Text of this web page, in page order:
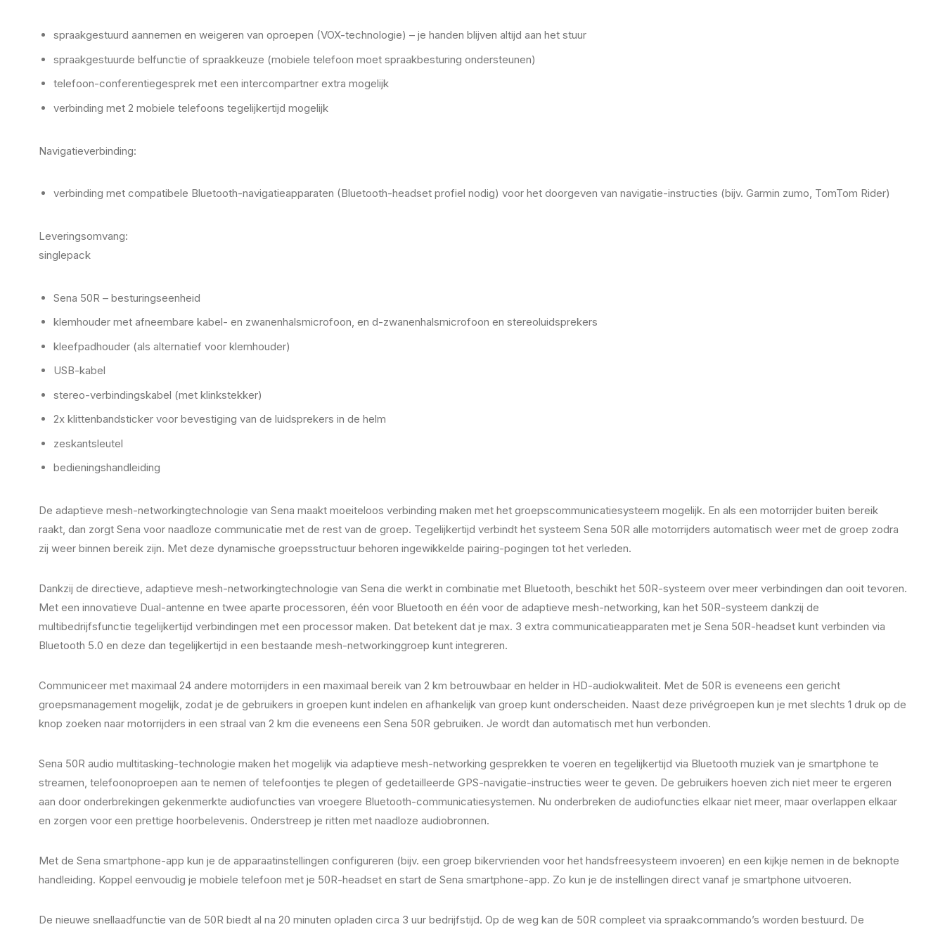
spraakgestuurd aannemen en weigeren van oproepen (VOX-technologie) – je handen blijven altijd aan het stuur
spraakgestuurde belfunctie of spraakkeuze (mobiele telefoon moet spraakbesturing ondersteunen)
telefoon-conferentiegesprek met een intercompartner extra mogelijk
verbinding met 2 mobiele telefoons tegelijkertijd mogelijk
Navigatieverbinding:
verbinding met compatibele Bluetooth-navigatieapparaten (Bluetooth-headset profiel nodig) voor het doorgeven van navigatie-instructies (bijv. Garmin zumo, TomTom Rider)
Leveringsomvang:
singlepack
Sena 50R – besturingseenheid
klemhouder met afneembare kabel- en zwanenhalsmicrofoon, en d-zwanenhalsmicrofoon en stereoluidsprekers
kleefpadhouder (als alternatief voor klemhouder)
USB-kabel
stereo-verbindingskabel (met klinkstekker)
2x klittenbandsticker voor bevestiging van de luidsprekers in de helm
zeskantsleutel
bedieningshandleiding
De adaptieve mesh-networkingtechnologie van Sena maakt moeiteloos verbinding maken met het groepscommunicatiesysteem mogelijk. En als een motorrijder buiten bereik
raakt, dan zorgt Sena voor naadloze communicatie met de rest van de groep. Tegelijkertijd verbindt het systeem Sena 50R alle motorrijders automatisch weer met de groep zodra
zij weer binnen bereik zijn. Met deze dynamische groepsstructuur behoren ingewikkelde pairing-pogingen tot het verleden.
Dankzij de directieve, adaptieve mesh-networkingtechnologie van Sena die werkt in combinatie met Bluetooth, beschikt het 50R-systeem over meer verbindingen dan ooit tevoren.
Met een innovatieve Dual-antenne en twee aparte processoren, één voor Bluetooth en één voor de adaptieve mesh-networking, kan het 50R-systeem dankzij de
multibedrijfsfunctie tegelijkertijd verbindingen met een processor maken. Dat betekent dat je max. 3 extra communicatieapparaten met je Sena 50R-headset kunt verbinden via
Bluetooth 5.0 en deze dan tegelijkertijd in een bestaande mesh-networkinggroep kunt integreren.
Communiceer met maximaal 24 andere motorrijders in een maximaal bereik van 2 km betrouwbaar en helder in HD-audiokwaliteit. Met de 50R is eveneens een gericht
groepsmanagement mogelijk, zodat je de gebruikers in groepen kunt indelen en afhankelijk van groep kunt onderscheiden. Naast deze privégroepen kun je met slechts 1 druk op de
knop zoeken naar motorrijders in een straal van 2 km die eveneens een Sena 50R gebruiken. Je wordt dan automatisch met hun verbonden.
Sena 50R audio multitasking-technologie maken het mogelijk via adaptieve mesh-networking gesprekken te voeren en tegelijkertijd via Bluetooth muziek van je smartphone te
streamen, telefoonoproepen aan te nemen of telefoontjes te plegen of gedetailleerde GPS-navigatie-instructies weer te geven. De gebruikers hoeven zich niet meer te ergeren
aan door onderbrekingen gekenmerkte audiofuncties van vroegere Bluetooth-communicatiesystemen. Nu onderbreken de audiofuncties elkaar niet meer, maar overlappen elkaar
en zorgen voor een prettige hoorbelevenis. Onderstreep je ritten met naadloze audiobronnen.
Met de Sena smartphone-app kun je de apparaatinstellingen configureren (bijv. een groep bikervrienden voor het handsfreesysteem invoeren) en een kijkje nemen in de beknopte
handleiding. Koppel eenvoudig je mobiele telefoon met je 50R-headset en start de Sena smartphone-app. Zo kun je de instellingen direct vanaf je smartphone uitvoeren.
De nieuwe snellaadfunctie van de 50R biedt al na 20 minuten opladen circa 3 uur bedrijfstijd. Op de weg kan de 50R compleet via spraakcommando’s worden bestuurd. De